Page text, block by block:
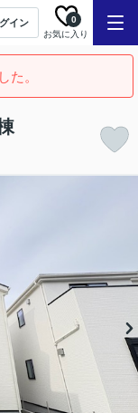
イン
お気に入り
0
た。